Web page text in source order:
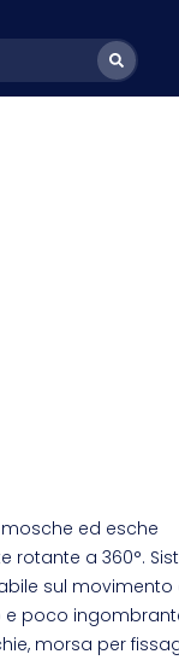
ed esche
rotante a 360°.
sul movimento
e poco
morsa per